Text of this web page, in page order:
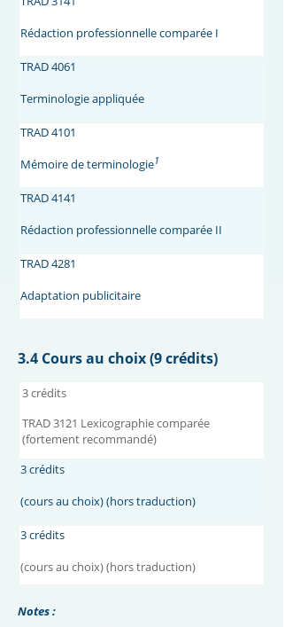
Rédaction professionnelle comparée I
TRAD 4061
Terminologie appliquée
TRAD 4101
Mémoire de terminologie1
TRAD 4141
Rédaction professionnelle comparée II
TRAD 4281
Adaptation publicitaire
3.4 Cours au choix(9 crédits)
3 crédits
TRAD 3121 Lexicographie comparée
(fortement recommandé)
3 crédits
(cours au choix) (hors traduction)
3 crédits
(cours au choix) (hors traduction)
Notes :